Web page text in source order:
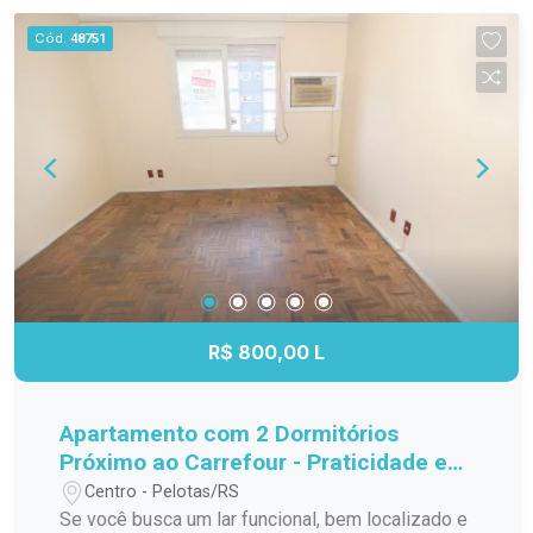
Cód. 48751
R$ 800,00 L
Apartamento com 2 Dormitórios
Próximo ao Carrefour - Praticidade e
Conforto no Edifício Coaprin!
Centro - Pelotas/RS
Se você busca um lar funcional, bem localizado e